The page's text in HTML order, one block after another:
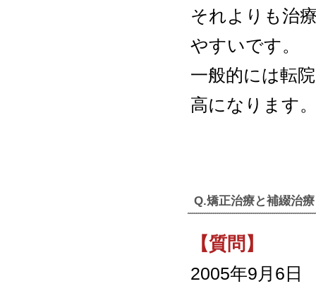
それよりも治
やすいです。
一般的には転
高になります
Q.矯正治療と補綴治
【質問】
2005年9月6日